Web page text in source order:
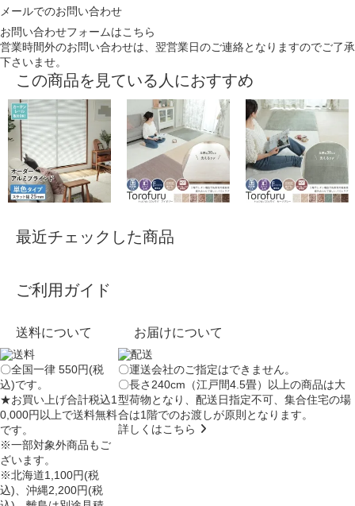
メールでのお問い合わせ
お問い合わせフォームはこちら
営業時間外のお問い合わせは、翌営業日のご連絡となりますのでご了承
下さいませ。
この商品を見ている人におすすめ
最近チェックした商品
ご利用ガイド
送料について
〇全国一律 550円(税
込)です。
★お買い上げ合計税込1
0,000円以上で送料無料
です。
※一部対象外商品もご
ざいます。
※北海道1,100円(税
込)、沖縄2,200円(税
お届けについて
〇運送会社のご指定はできません。
〇長さ240cm（江戸間4.5畳）以上の商品は大
型荷物となり、配送日指定不可、集合住宅の場
合は1階でのお渡しが原則となります。
詳しくはこちら